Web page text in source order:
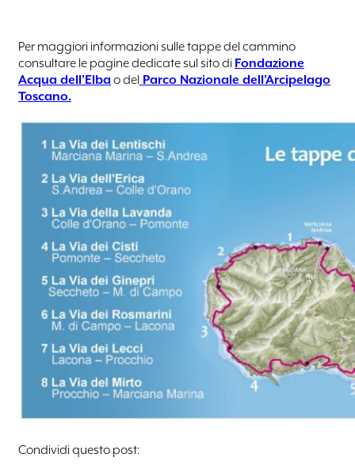
Per maggiori informazioni sulle tappe del cammino
consultare le pagine dedicate sul sito di Fondazione
Acqua dell’Elba o del Parco Nazionale dell’Arcipelago
Toscano.
Condividi questo post: